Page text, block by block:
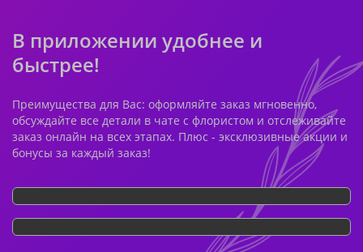
В приложении удобнее и
быстрее!
Преимущества для Вас: оформляйте заказ мгновенно,
обсуждайте все детали в чате с флористом и отслеживайте
заказ онлайн на всех этапах. Плюс - эксклюзивные акции и
бонусы за каждый заказ!